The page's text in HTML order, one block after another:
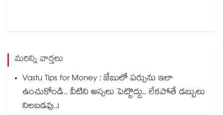
మరిన్ని వార్తలు
Vastu Tips for Money : జేబులో పర్సును ఇలా
ఉంచుకోండి.. వీటిని అస్సలు పెట్టొద్దు.. లేకపోతే డబ్బులు
నిలబడవు..!